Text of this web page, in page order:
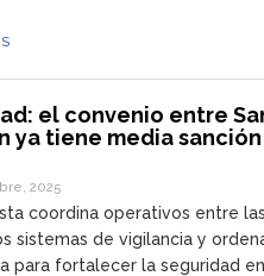
el convenio entre
ya tiene media sanción
2025
coordina operativos entre
sistemas de vigilancia y
para fortalecer la seguridad